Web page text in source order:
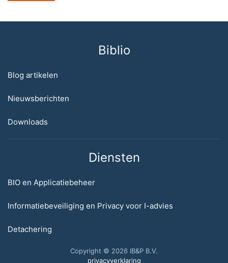
Biblio
Blog artikelen
Nieuwsberichten
Downloads
Diensten
BIO en Applicatiebeheer
Informatiebeveiliging en Privacy voor I-advies
Detachering
Copyright © 2026 IB&P B.V.
privacyverklaring